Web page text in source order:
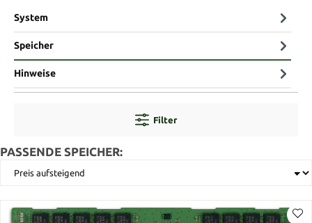
System
Speicher
Hinweise
Filter
PASSENDE SPEICHER: